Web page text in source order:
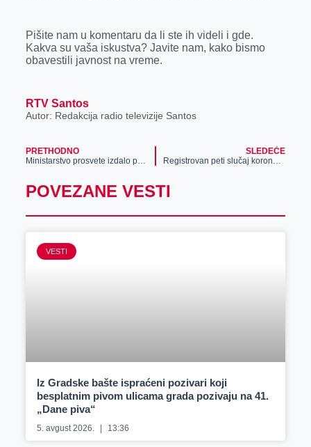
Pišite nam u komentaru da li ste ih videli i gde.
Kakva su vaša iskustva? Javite nam, kako bismo
obavestili javnost na vreme.
RTV Santos
Autor: Redakcija radio televizije Santos
PRETHODNO
Ministarstvo prosvete izdalo posebne PREPORUKE ŠKOLAMA zbog koronavirusa!
SLEDEĆE
Registrovan peti slučaj koronavirusa u Srbiji
POVEZANE VESTI
VESTI
Iz Gradske bašte ispraćeni pozivari koji
besplatnim pivom ulicama grada pozivaju na 41.
„Dane piva“
5. avgust 2026. 13:36